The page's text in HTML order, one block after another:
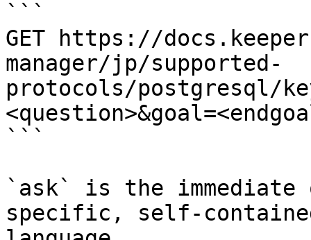
```
GET https://
manager/jp/supported-
protocols/postgresql/
```
`ask` is the
specific, self-